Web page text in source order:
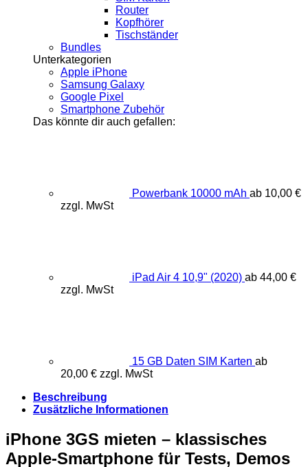
Router
Kopfhörer
Tischständer
Bundles
Unterkategorien
Apple iPhone
Samsung Galaxy
Google Pixel
Smartphone Zubehör
Das könnte dir auch gefallen:
Powerbank 10000 mAh ab 10,00 €
zzgl. MwSt
iPad Air 4 10,9" (2020) ab 44,00 €
zzgl. MwSt
15 GB Daten SIM Karten ab
20,00 € zzgl. MwSt
Beschreibung
Zusätzliche Informationen
iPhone 3GS mieten – klassisches
Apple-Smartphone für Tests, Demos